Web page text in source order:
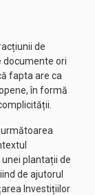
de
documente ori
fapta are ca
în formă
plantații de
de ajutorul
Investițiilor